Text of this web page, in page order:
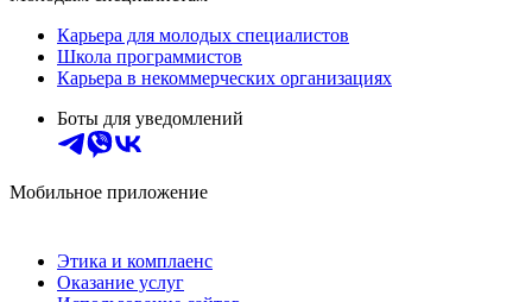
Карьера для молодых специалистов
Школа программистов
Карьера в некоммерческих организациях
Боты для уведомлений
Мобильное приложение
Этика и комплаенс
Оказание услуг